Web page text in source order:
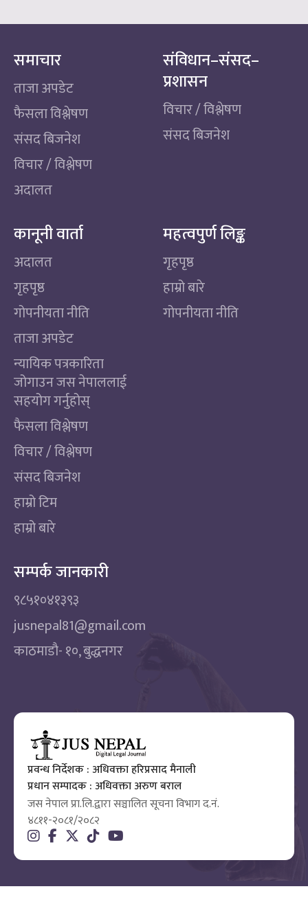
समाचार
ताजा अपडेट
फैसला विश्लेषण
संसद बिजनेश
विचार / विश्लेषण
अदालत
संविधान–संसद–
प्रशासन
विचार / विश्लेषण
संसद बिजनेश
कानूनी वार्ता
अदालत
गृहपृष्ठ
गोपनीयता नीति
ताजा अपडेट
न्यायिक पत्रकारिता
जोगाउन जस नेपाललाई
सहयोग गर्नुहोस्
फैसला विश्लेषण
विचार / विश्लेषण
संसद बिजनेश
हाम्रो टिम
हाम्रो बारे
महत्वपुर्ण लिङ्क
गृहपृष्ठ
हाम्रो बारे
गोपनीयता नीति
सम्पर्क जानकारी
९८५१०४१३९३
jusnepal81@gmail.com
काठमाडाै‌- १०, बुद्धनगर
प्रवन्ध निर्देशक : अधिवक्ता हरिप्रसाद मैनाली
प्रधान सम्पादक : अधिवक्ता अरुण बराल
जस नेपाल प्रा.लि.द्वारा सञ्चालित सूचना विभाग द.नं.
४८११-२०८१/२०८२